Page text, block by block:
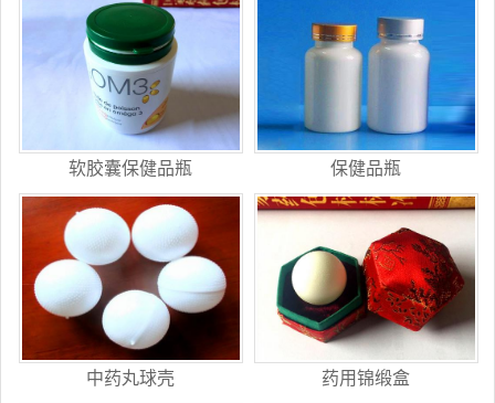
软胶囊保健品瓶 保健品瓶
中药丸球壳 药用锦缎盒